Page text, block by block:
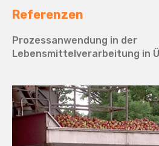
Referenzen
Prozessanwendung in der
Lebensmittelverarbeitung in